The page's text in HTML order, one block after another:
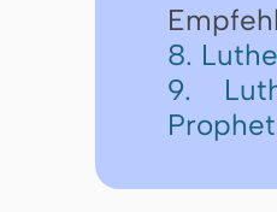
8.
9.